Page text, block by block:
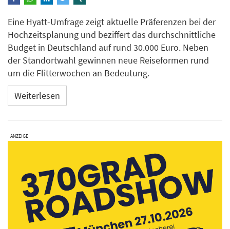
Eine Hyatt-Umfrage zeigt aktuelle Präferenzen bei der
Hochzeitsplanung und beziffert das durchschnittliche
Budget in Deutschland auf rund 30.000 Euro. Neben
der Standortwahl gewinnen neue Reiseformen rund
um die Flitterwochen an Bedeutung.
Weiterlesen
ANZEIGE